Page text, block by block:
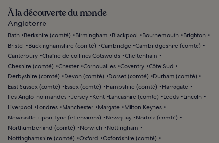
À la découverte du monde
Angleterre
Bath Berkshire (comté) Birmingham Blackpool Bournemouth
Brighton
Bristol
Buckinghamshire (comté) Cambridge Cambridgeshire (comté)
Canterbury Chaîne de collines Cotswolds Cheltenham
Cheshire (comté)
Chester Cornouailles Coventry Côte Sud
Derbyshire (comté)
Devon (comté) Dorset (comté)
Durham (comté)
East Sussex (comté)
Essex (comté) Hampshire (comté)
Harrogate
Iles Anglo-normandes Jersey Kent Lancashire (comté) Leeds
Lincoln
Liverpool
Londres Manchester Margate
Milton Keynes
Newcastle-upon-Tyne (et environs)
Newquay
Norfolk (comté)
Northumberland (comté)
Norwich
Nottingham
Nottinghamshire (comté)
Oxford
Oxfordshire (comté)